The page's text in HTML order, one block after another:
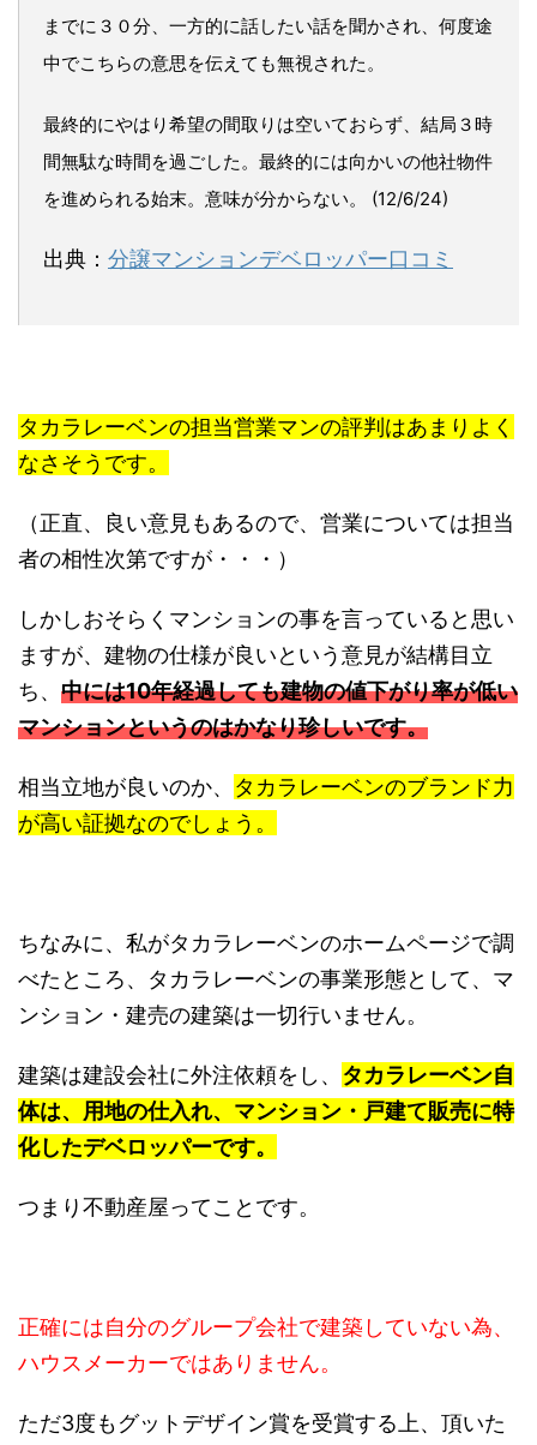
までに３０分、一方的に話したい話を聞かされ、何度途
中でこちらの意思を伝えても無視された。
最終的にやはり希望の間取りは空いておらず、結局３時
間無駄な時間を過ごした。最終的には向かいの他社物件
を進められる始末。意味が分からない。 (12/6/24)
出典： 分譲マンションデベロッパー口コミ
タカラレーベンの担当営業マンの評判はあまりよく
なさそうです。
（正直、良い意見もあるので、営業については担当
者の相性次第ですが・・・）
しかしおそらくマンションの事を言っていると思い
ますが、建物の仕様が良いという意見が結構目立
ち、 中には10年経過しても建物の値下がり率が低い
マンションというのはかなり珍しいです。
相当立地が良いのか、 タカラレーベンのブランド力
が高い証拠なのでしょう。
ちなみに、私がタカラレーベンのホームページで調
べたところ、タカラレーベンの事業形態として、マ
ンション・建売の建築は一切行いません。
建築は建設会社に外注依頼をし、 タカラレーベン自
体は、用地の仕入れ、マンション・戸建て販売に特
化したデベロッパーです。
つまり不動産屋ってことです。
正確には自分のグループ会社で建築していない為、
ハウスメーカーではありません。
ただ3度もグットデザイン賞を受賞する上、頂いた